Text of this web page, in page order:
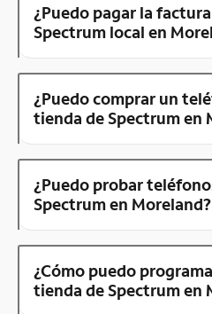
¿Puedo pagar la
Spectrum local en
¿Puedo comprar un
tienda de Spectrum en
¿Puedo probar
Spectrum en Moreland?
¿Cómo puedo
tienda de Spectrum en